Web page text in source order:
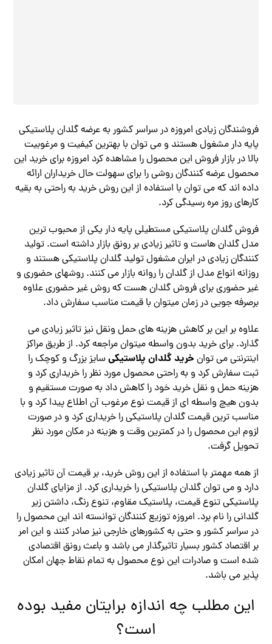
فروشندگان زیادی امروزه در سراسر کشور به عرضه گلدان پلاستیکی
پایه دار مشغول هستند و می توان با بهترین کیفیت و مرغوبیت
بالا در بازار فروش این محصول را مشاهده کرد امروزه‌ برای خرید این
محصول عرضه کنندگان روشی را برای سهولت حال خریداران ارائه
داده اند که می توان با استفاده از این روش خرید به راحتی به بقیه
کارهای روز مره رسیدگی کرد.
فروش گلدان پلاستیکی مستطیلی پایه دار یکی از محبوب ترین
مدل گلدان هاست و تاثیر زیادی بر رونق بازار داشته است. تولید
کنندگان زیادی در ایران مشغول تولید گلدان پلاستیکی هستند و
روزانه انواع مدل از گلدان را روانه بازار می کنند. روشهای حضوری و
غیر حضوری برای فروش گلدان هست که روش غیر حضوری علاوه
برصرفه جویی در زمان میتوان با قیمت مناسب سفارش داد.
علاوه بر این بر کاهش هزینه های حمل ونقل نیز تاثیر زیادی می
گذارد. برای خرید بدون واسطه میتوان مراجعه کرد. از طریق مراکز
اینترنتی می توان خرید گلدان پلاستیکیسایز بزرگ و کوچک را
ثبت سفارش کرد و به راحتی محصول مورد نظر را خریداری کرد و
هزینه حمل و نقل خرید خود را کاهش داد به صورت مستقیم و
بدون هیچ واسطه ای از قیمت نوع مرغوب آن اطلاع پیدا کرد و با
مناسب ترین قیمت گلدان پلاستیکی را خریداری کرد و در صورت
لزوم این محصول را در کمترین وقت و هزینه در مکان مورد نظر
تحویل گرفت.
از همه مهمتر با استفاده از این روش خرید، بر قیمت آن تاثیر زیادی
دارد و می توان گلدان پلاستیکی را خریداری کرد. از مزایای گلدان
پلاستیکی تنوع قیمت، پلاستیک مقاوم، تنوع رنگ، داشتن زیر
گلدانی را نام برد. امروزه‌ توزیع کنندگان توانسته اند این محصول را
در سراسر کشور و حتی به کشورهای خارجی نیز صادر کنند و این امر
بر اقتصاد کشور بسیار تاثیرگذار می باشد و باعث رونق اقتصادی
شده است و صادرات این نوع محصول به تمام نقاط جهان‌ امکان
پذیر می باشد.
این مطلب چه اندازه برایتان مفید بوده
است؟